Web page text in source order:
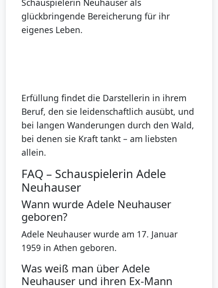
Schauspielerin Neuhauser als
glückbringende Bereicherung für ihr
eigenes Leben.
Erfüllung findet die Darstellerin in ihrem
Beruf, den sie leidenschaftlich ausübt, und
bei langen Wanderungen durch den Wald,
bei denen sie Kraft tankt – am liebsten
allein.
FAQ – Schauspielerin Adele
Neuhauser
Wann wurde Adele Neuhauser
geboren?
Adele Neuhauser wurde am 17. Januar
1959 in Athen geboren.
Was weiß man über Adele
Neuhauser und ihren Ex-Mann